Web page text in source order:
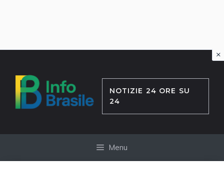
contenuto
NOTIZIE 24 ORE SU
24
Menu
×